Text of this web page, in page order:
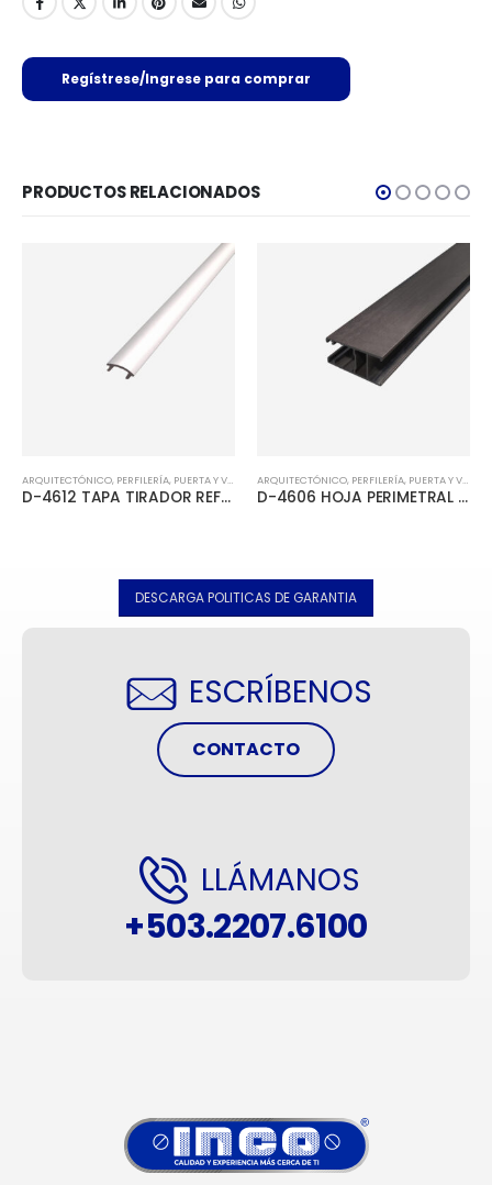
Regístrese/Ingrese para comprar
PRODUCTOS RELACIONADOS
ARQUITECTÓNICO, PERFILERÍA, PUERTA Y VENTANA 4600
D-4612 TAPA TIRADOR REFUERZO
ARQUITECTÓNICO, PERFILERÍA, PUERTA Y VENTANA 4600
D-4606 HOJA PERIMETRAL DOBLE VIDRIO
DESCARGA POLITICAS DE GARANTIA
ESCRÍBENOS
CONTACTO
LLÁMANOS
+503.2207.6100